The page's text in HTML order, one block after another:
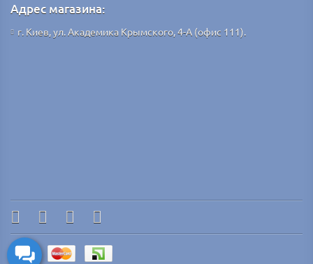
Адрес магазина:
г. Киев, ул. Академика Крымского, 4-А (офис 111).